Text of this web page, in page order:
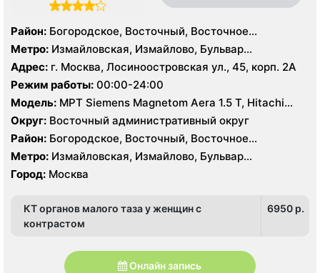
Район: Богородское, Восточный, Восточное
Измайлово, Гольяново, Измайлово, Метрогородок,
Северное Измайлово, Соколиная Гора, Сокольники
Метро: Измайловская, Измайлово, Бульвар
Рокоссовского, Белокаменная , Локомотив ,
Партизанская, Первомайская, Преображенская
площадь, Ростокино, Семеновская, Соколиная гора,
Сокольники, Черкизовская, Щелковская,
Электрозаводская
Адрес: г. Москва, Лосиноостровская ул., 45, корп. 2А
Режим работы: 00:00-24:00
Модель: МРТ Siemens Magnetom Aera 1.5 T, Hitachi
Aperto 0.4 Т, КТ Philips Brilliance CT 64 среза, УЗИ
Округ: Восточный административный округ
Район: Богородское, Восточный, Восточное
Измайлово, Гольяново, Измайлово, Метрогородок,
Северное Измайлово, Соколиная Гора, Сокольники
Метро: Измайловская, Измайлово, Бульвар
Рокоссовского, Белокаменная , Локомотив ,
Партизанская, Первомайская, Преображенская
площадь, Ростокино, Семеновская, Соколиная гора,
Сокольники, Черкизовская, Щелковская,
Электрозаводская
Город: Москва
КТ органов малого таза у женщин с
контрастом
6950 p.
Онлайн запись